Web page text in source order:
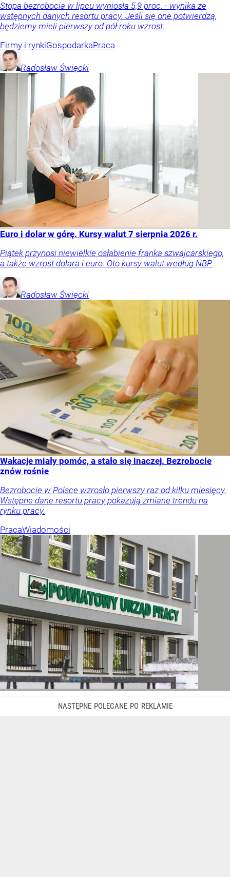
Stopa bezrobocia w lipcu wyniosła 5,9 proc. - wynika ze
wstępnych danych resortu pracy. Jeśli się one potwierdzą,
będziemy mieli pierwszy od pół roku wzrost.
Firmy i rynkiGospodarkaPraca
Radosław Święcki
Euro i dolar w górę. Kursy walut 7 sierpnia 2026 r.
Piątek przynosi niewielkie osłabienie franka szwajcarskiego,
a także wzrost dolara i euro. Oto kursy walut według NBP.
Radosław Święcki
Wakacje miały pomóc, a stało się inaczej. Bezrobocie
znów rośnie
Bezrobocie w Polsce wzrosło pierwszy raz od kilku miesięcy.
Wstępne dane resortu pracy pokazują zmianę trendu na
rynku pracy.
PracaWiadomości